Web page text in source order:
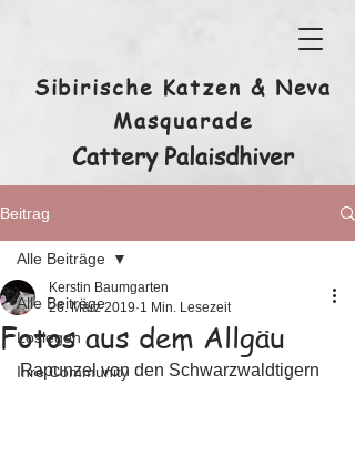
Sibirische Katzen & Neva
Masquarade
Cattery Palaisdhiver
Beitrag
Alle Beiträge
Loslegen
Ihre Community
Alle Beiträge
Fotos aus dem Allgäu
Kerstin Baumgarten
26. März 2019 1 Min. Lesezeit
Rapunzel von den Schwarzwaldtigern